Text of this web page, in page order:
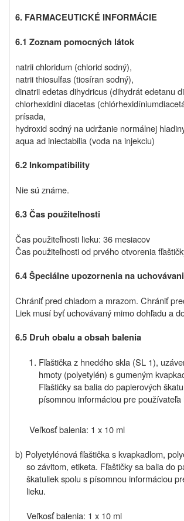
6. FARMACEUTICKÉ INFORMÁCIE
6.1 Zoznam pomocných látok
natrii chloridum (chlorid sodný),
natrii thiosulfas (tiosíran sodný),
dinatrii edetas dihydricus (dihydrát edetanu
chlorhexidini diacetas
prísada,
hydroxid sodný na udržanie normálnej
aqua ad iniectabilia (voda na injekciu)
6.2 Inkompatibility
Nie sú známe.
6.3 Čas použiteľnosti
Čas použiteľnosti lieku: 36 mesiacov
Čas použiteľnosti od prvého otvorenia
6.4 Špeciálne upozornenia na
Chrániť pred chladom a mrazom. Chrániť
Liek musí byť uchovávaný mimo dohľadu a
6.5 Druh obalu a obsah balenia
Fľaštička z hnedého skla (SL 1),
hmoty (polyetylén) s gumeným
Fľaštičky sa balia do papierových
písomnou informáciou pre používateľa
Veľkosť balenia: 1 x 10 ml
b) Polyetylénová fľaštička s kvapkadlom,
so závitom, etiketa. Fľaštičky sa balia do
škatuliek spolu s písomnou informáciou
lieku.
Veľkosť balenia: 1 x 10 ml